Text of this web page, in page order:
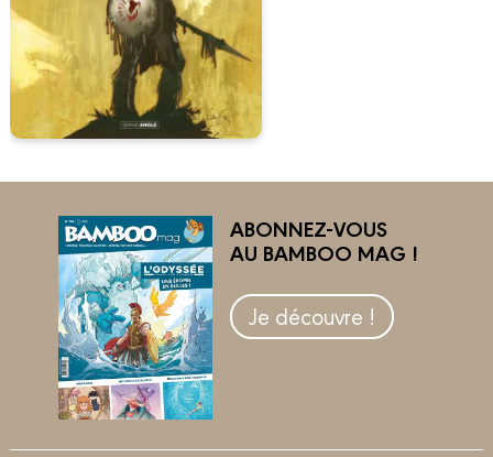
ABONNEZ-VOUS
AU BAMBOO MAG !
Je découvre !